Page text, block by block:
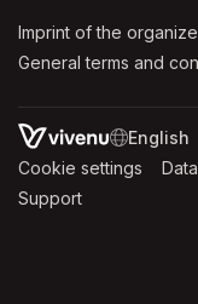
Imprint of the
General terms and
SWITCH
Cookie settings
Support